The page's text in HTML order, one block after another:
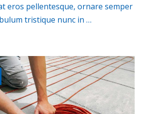
eros pellentesque, ornare semper
tristique nunc in …